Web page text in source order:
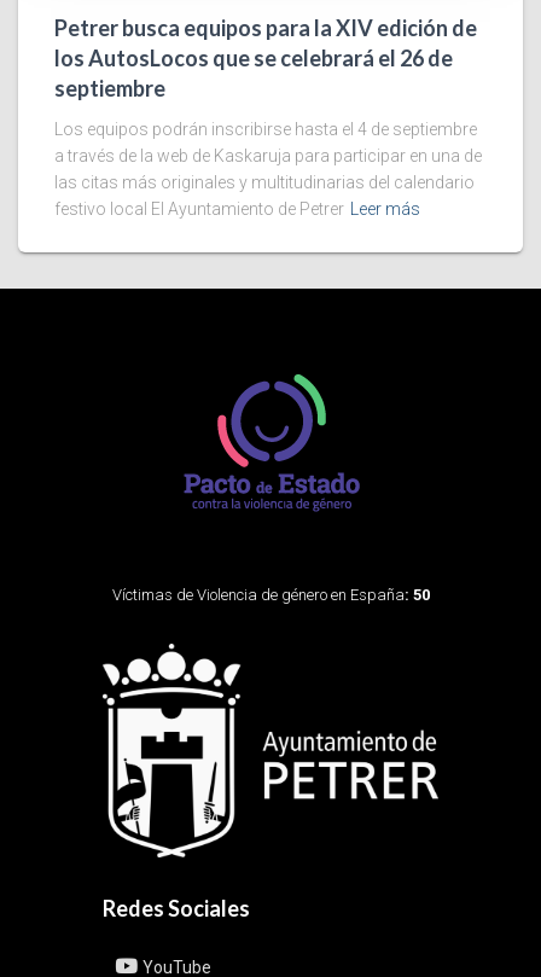
Petrer busca equipos para la XIV edición de
los AutosLocos que se celebrará el 26 de
septiembre
Los equipos podrán inscribirse hasta el 4 de septiembre
a través de la web de Kaskaruja para participar en una de
las citas más originales y multitudinarias del calendario
festivo local El Ayuntamiento de Petrer
Leer más
Víctimas de Violencia de género en España: 50
Redes Sociales
YouTube